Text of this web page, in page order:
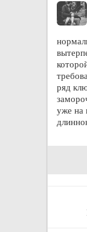
ряд
уже на